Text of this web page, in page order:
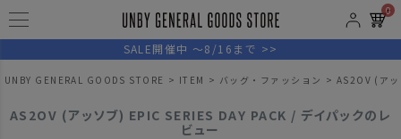
0
SALE開催中 ～8/16まで >>
UNBY GENERAL GOODS STORE ITEM バッグ・ファッション AS2OV (ア
AS2OV (アッソブ) EPIC SERIES DAY PACK / デイパックのレ
ビュー